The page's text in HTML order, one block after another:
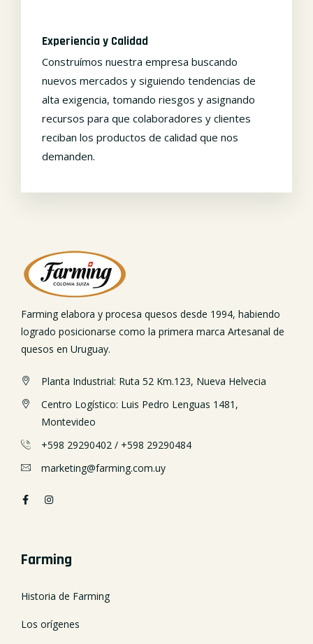
Experiencia y Calidad
Construímos nuestra empresa buscando
nuevos mercados y siguiendo tendencias de
alta exigencia, tomando riesgos y asignando
recursos para que colaboradores y clientes
reciban los productos de calidad que nos
demanden.
Farming elabora y procesa quesos desde 1994, habiendo
logrado posicionarse como la primera marca Artesanal de
quesos en Uruguay.
Planta Industrial: Ruta 52 Km.123, Nueva Helvecia
Centro Logístico: Luis Pedro Lenguas 1481,
Montevideo
+598 29290402 / +598 29290484
marketing@farming.com.uy
Farming
Historia de Farming
Los orígenes